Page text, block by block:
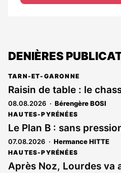
DENIÈRES
TARN-ET-GARONNE
Raisin de table : le
08.08.2026 Bérengère BOSI
HAUTES-PYRÉNÉES
Le Plan B : sans
07.08.2026 Hermance HITTE
HAUTES-PYRÉNÉES
Après Noz, Lourdes va